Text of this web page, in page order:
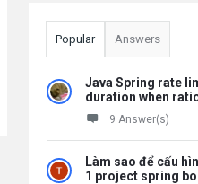
Popular Answers
Java Spring rate
duration when
9 Answer(s)
Làm sao để cấu
1 project spring